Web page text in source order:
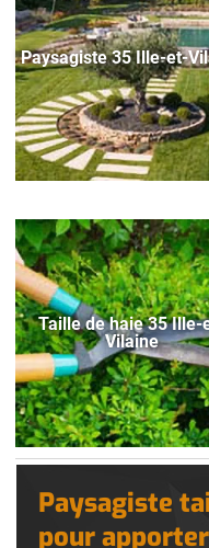
Paysagiste 35 Ille-et-
Taille de haie 35 Ille-
Vilaine
Paysagiste
pour